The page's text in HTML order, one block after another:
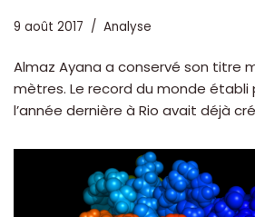
9 août 2017 Analyse
Almaz Ayana a conservé son titre
mètres. Le record du monde établi
l’année dernière à Rio avait déjà